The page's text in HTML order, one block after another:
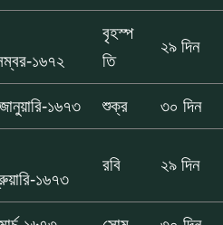
১৬৭২
বৃহস্প
তি
২৯ দিন
১৬৭৩ শুক্র ৩০ দিন
১৬৭৩
রবি ২৯ দিন